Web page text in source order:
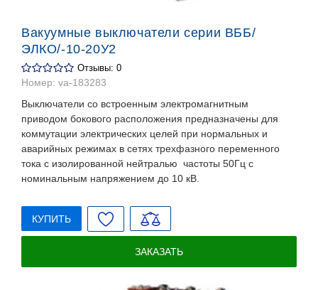
Вакуумные выключатели серии ВББ/
ЭЛКО/-10-20У2
Отзывы: 0
Номер: va-183283
Выключатели со встроенным электромагнитным
приводом бокового расположения предназначены для
коммутации электрических целей при нормальных и
аварийных режимах в сетях трехфазного переменного
тока с изолированной нейтралью частоты 50Гц с
номинальным напряжением до 10 кВ.
КУПИТЬ
ЗАКАЗАТЬ